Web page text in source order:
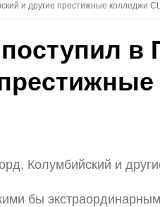
и другие престижные колледжи
в
Колумбийский и
бы